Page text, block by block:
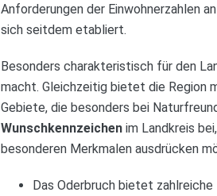
Anforderungen der Einwohnerzahlen
sich seitdem etabliert.
Besonders charakteristisch für den
macht. Gleichzeitig bietet die Region
Gebiete, die besonders bei
Wunschkennzeichen im Landkreis
besonderen Merkmalen ausdrücken
Das Oderbruch bietet